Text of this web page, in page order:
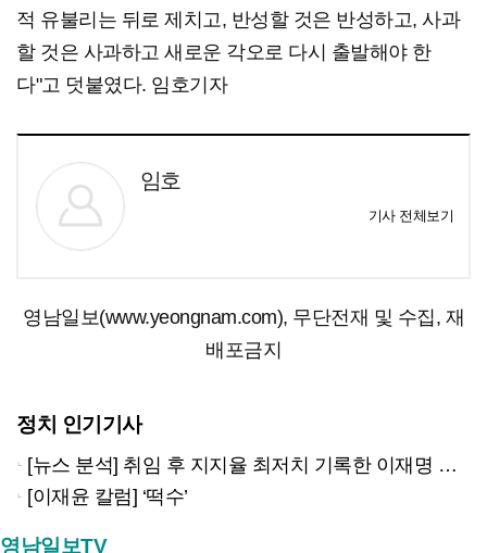
적 유불리는 뒤로 제치고, 반성할 것은 반성하고, 사과
할 것은 사과하고 새로운 각오로 다시 출발해야 한
다"고 덧붙였다. 임호기자
임호
기사 전체보기
영남일보(www.yeongnam.com), 무단전재 및 수집, 재
배포금지
정치 인기기사
[뉴스 분석] 취임 후 지지율 최저치 기록한 이재명 대통령…왜?
[이재윤 칼럼] ‘떡수’
영남일보TV